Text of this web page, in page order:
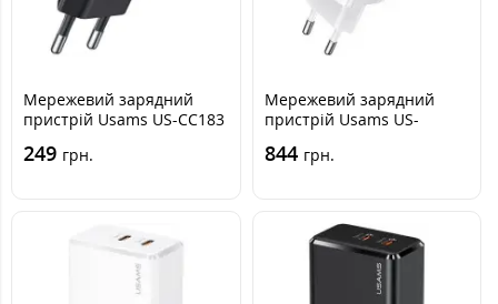
Мережевий зарядний
пристрій Usams US-CC183
249 грн.
Мережевий зарядний
пристрій Usams US-
65W 5A White, Білий
844 грн.